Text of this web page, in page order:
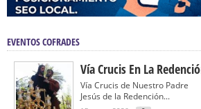
EVENTOS COFRADES
Vía Crucis En La
Vía Crucis de Nuestro Padre
Jesús de la Redención...